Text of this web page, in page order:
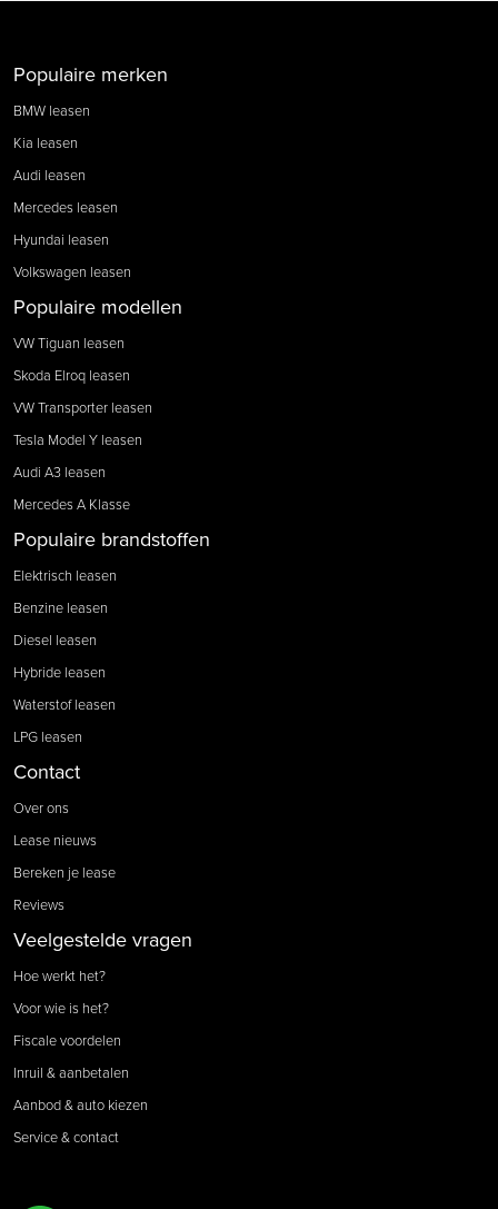
Populaire merken
BMW leasen
Kia leasen
Audi leasen
Mercedes leasen
Hyundai leasen
Volkswagen leasen
Populaire modellen
VW Tiguan leasen
Skoda Elroq leasen
VW Transporter leasen
Tesla Model Y leasen
Audi A3 leasen
Mercedes A Klasse
Populaire brandstoffen
Elektrisch leasen
Benzine leasen
Diesel leasen
Hybride leasen
Waterstof leasen
LPG leasen
Contact
Over ons
Lease nieuws
Bereken je lease
Reviews
Veelgestelde vragen
Hoe werkt het?
Voor wie is het?
Fiscale voordelen
Inruil & aanbetalen
Aanbod & auto kiezen
Service & contact